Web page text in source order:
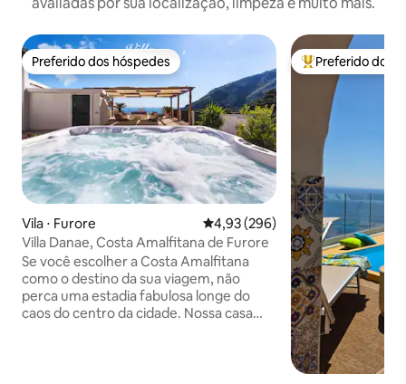
Preferido dos hóspedes
Preferido dos hóspedes
Vila ⋅ Furore 4,93 de uma avaliação média de
4,93 (296)
Villa Danae, Costa Amalfitana de Furore
Se você escolher a Costa Amalfitana
como o destino da sua viagem, não
perca uma estadia fabulosa longe do
caos do centro da cidade. Nossa casa
Entre os
Preferido dos